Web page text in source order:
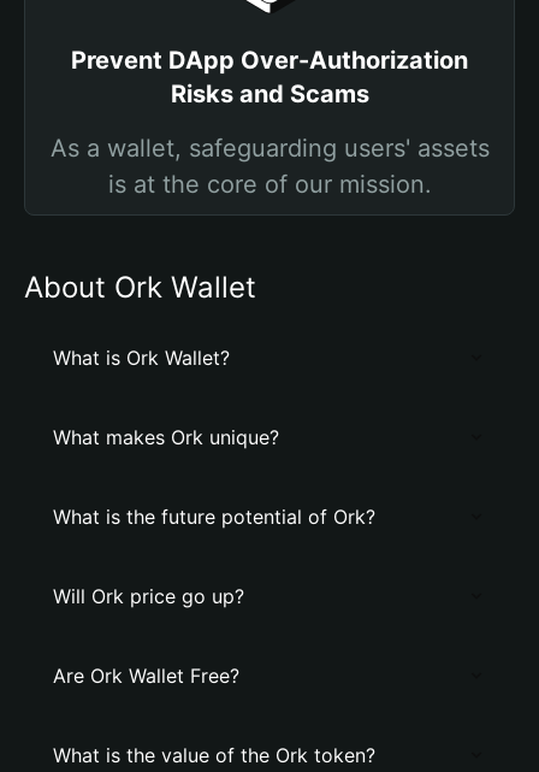
Prevent DApp Over-Authorization
Risks and Scams
As a wallet, safeguarding users' assets
is at the core of our mission.
About Ork Wallet
What is Ork Wallet?
What makes Ork unique?
What is the future potential of Ork?
Will Ork price go up?
Are Ork Wallet Free?
What is the value of the Ork token?